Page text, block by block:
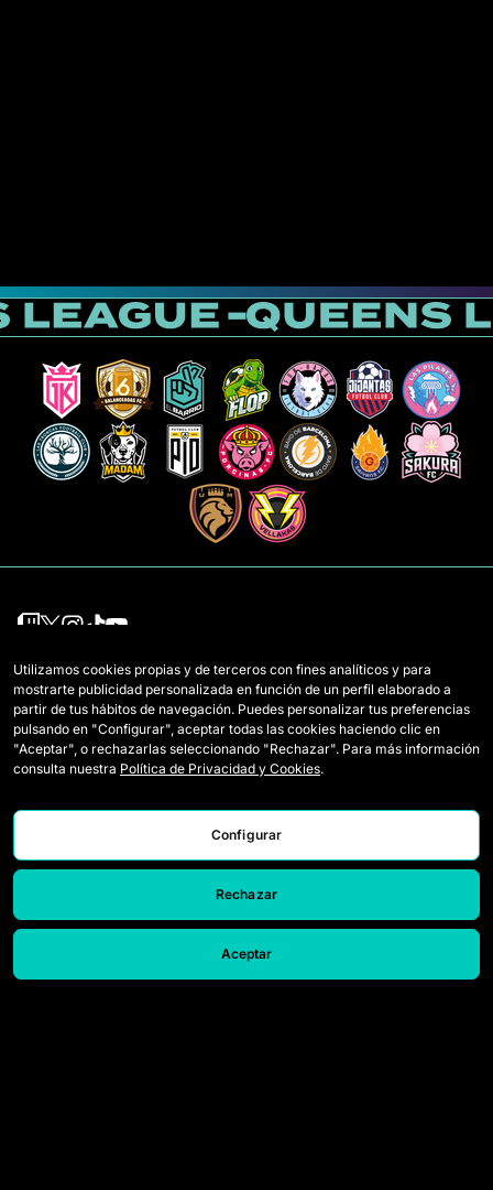
Mannschaften
Draft-Spielerinnen
Wildcards
Simulator
Regeln
Wie Queens gespielt wird
Tickets
Kontakt
Utilizamos cookies propias y de terceros con fines analíticos y para
mostrarte publicidad personalizada en función de un perfil elaborado a
partir de tus hábitos de navegación. Puedes personalizar tus preferencias
pulsando en "Configurar", aceptar todas las cookies haciendo clic en
"Aceptar", o rechazarlas seleccionando "Rechazar". Para más información
consulta nuestra Política de Privacidad y Cookies.
Configurar
Rechazar
Aceptar